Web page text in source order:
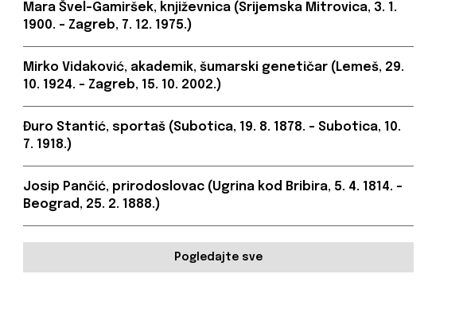
Mara Švel-Gamiršek, književnica (Srijemska Mitrovica, 3. 1.
1900. – Zagreb, 7. 12. 1975.)
Mirko Vidaković, akademik, šumarski genetičar (Lemeš, 29.
10. 1924. – Zagreb, 15. 10. 2002.)
Đuro Stantić, sportaš (Subotica, 19. 8. 1878. – Subotica, 10.
7. 1918.)
Josip Pančić, prirodoslovac (Ugrina kod Bribira, 5. 4. 1814. –
Beograd, 25. 2. 1888.)
Pogledajte sve